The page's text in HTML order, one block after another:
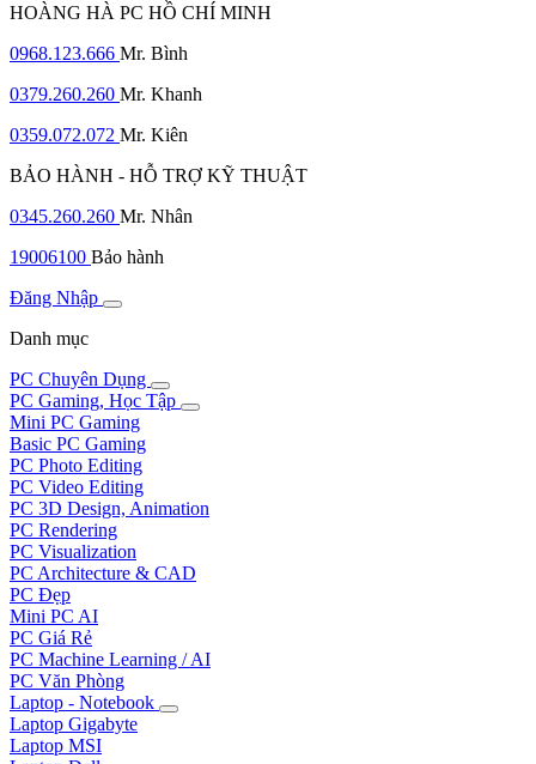
HOÀNG HÀ PC HỒ CHÍ MINH
0968.123.666 Mr. Bình
0379.260.260 Mr. Khanh
0359.072.072 Mr. Kiên
BẢO HÀNH - HỖ TRỢ KỸ THUẬT
0345.260.260 Mr. Nhân
19006100 Bảo hành
Đăng Nhập
Danh mục
PC Chuyên Dụng
PC Gaming, Học Tập
Mini PC Gaming
Basic PC Gaming
PC Photo Editing
PC Video Editing
PC 3D Design, Animation
PC Rendering
PC Visualization
PC Architecture & CAD
PC Đẹp
Mini PC AI
PC Giá Rẻ
PC Machine Learning / AI
PC Văn Phòng
Laptop - Notebook
Laptop Gigabyte
Laptop MSI